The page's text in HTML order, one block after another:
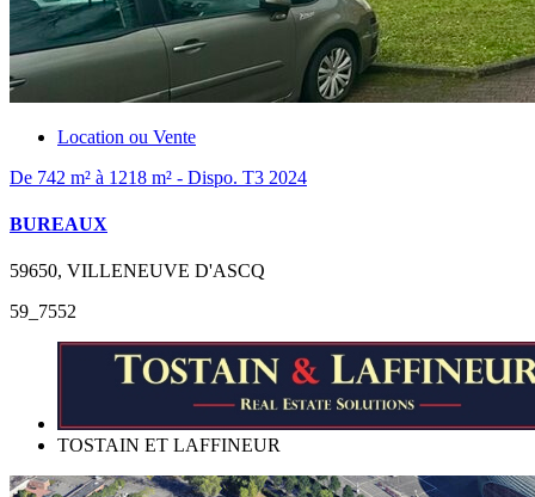
Location ou Vente
De 742 m² à 1218 m² - Dispo. T3 2024
BUREAUX
59650, VILLENEUVE D'ASCQ
59_7552
TOSTAIN ET LAFFINEUR